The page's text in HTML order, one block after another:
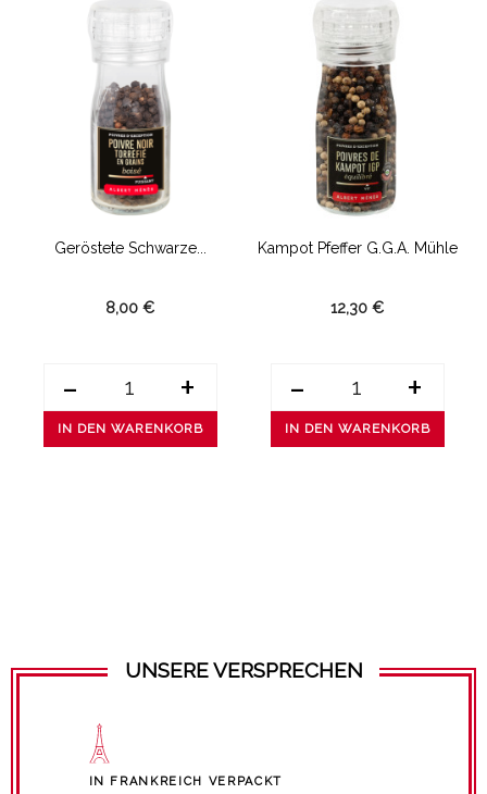
Geröstete Schwarze...
8,00 €
- +
IN DEN WARENKORB
Kampot Pfeffer G.g.A. Mühle
12,30 €
- +
IN DEN WARENKORB
UNSERE VERSPRECHEN
IN FRANKREICH VERPACKT